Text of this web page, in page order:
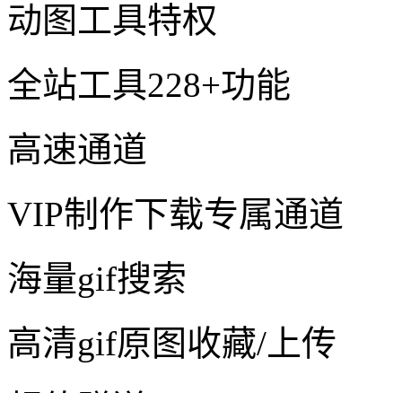
动图工具特权
全站工具228+功能
高速通道
VIP制作下载专属通道
海量gif搜索
高清gif原图收藏/上传